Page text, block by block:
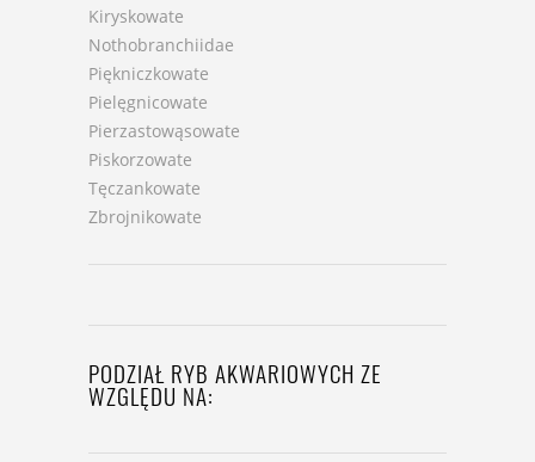
Kiryskowate
Nothobranchiidae
Piękniczkowate
Pielęgnicowate
Pierzastowąsowate
Piskorzowate
Tęczankowate
Zbrojnikowate
PODZIAŁ RYB AKWARIOWYCH ZE
WZGLĘDU NA: